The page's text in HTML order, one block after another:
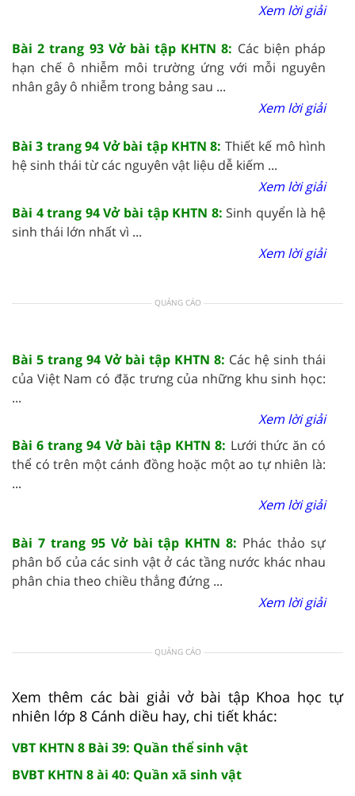
Xem lời giải
Bài 2 trang 93 Vở bài tập KHTN 8: Các biện pháp
hạn chế ô nhiễm môi trường ứng với mỗi nguyên
nhân gây ô nhiễm trong bảng sau ...
Xem lời giải
Bài 3 trang 94 Vở bài tập KHTN 8: Thiết kế mô hình
hệ sinh thái từ các nguyên vật liệu dễ kiếm ...
Xem lời giải
Bài 4 trang 94 Vở bài tập KHTN 8: Sinh quyển là hệ
sinh thái lớn nhất vì ...
Xem lời giải
QUẢNG CÁO
Bài 5 trang 94 Vở bài tập KHTN 8: Các hệ sinh thái
của Việt Nam có đặc trưng của những khu sinh học:
...
Xem lời giải
Bài 6 trang 94 Vở bài tập KHTN 8: Lưới thức ăn có
thể có trên một cánh đồng hoặc một ao tự nhiên là:
...
Xem lời giải
Bài 7 trang 95 Vở bài tập KHTN 8: Phác thảo sự
phân bố của các sinh vật ở các tầng nước khác nhau
phân chia theo chiều thẳng đứng ...
Xem lời giải
QUẢNG CÁO
Xem thêm các bài giải vở bài tập Khoa học tự
nhiên lớp 8 Cánh diều hay, chi tiết khác:
VBT KHTN 8 Bài 39: Quần thể sinh vật
BVBT KHTN 8 ài 40: Quần xã sinh vật